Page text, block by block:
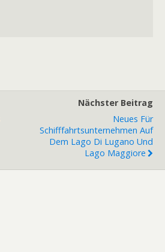
Nächster Beitrag
Neues Für
Schifffahrtsunternehmen Auf
Dem Lago Di Lugano Und
Lago Maggiore